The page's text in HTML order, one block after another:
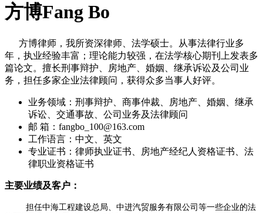
方博Fang Bo
方博律师，我所资深律师、法学硕士。从事法律行业多
年，执业经验丰富；理论能力较强，在法学核心期刊上发表多
篇论文。擅长刑事辩护、房地产、婚姻、继承诉讼及公司业
务，担任多家企业法律顾问，获得众多当事人好评。
业务领域： 刑事辩护、商事仲裁、房地产、婚姻、继承
诉讼、交通事故、公司业务及法律顾问
邮 箱： fangbo_100@163.com
工作语言： 中文、英文
专业证书： 律师执业证书、房地产经纪人资格证书、法
律职业资格证书
主要业绩及客户：
担任中海工程建设总局、中进汽贸服务有限公司等一些企业的法